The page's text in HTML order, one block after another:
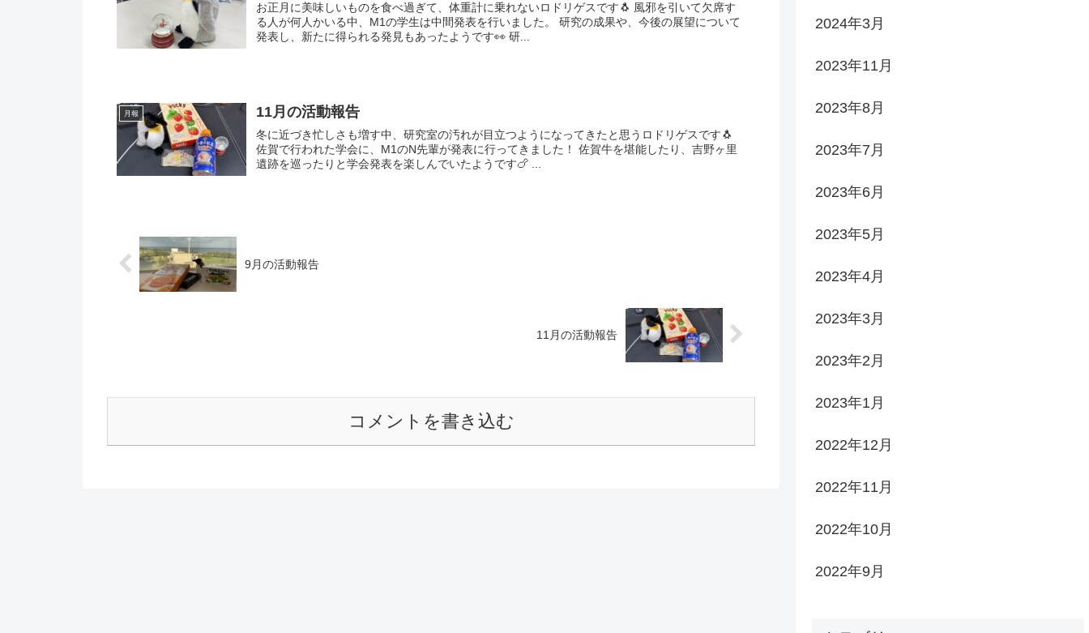
お正月に美味しいものを食べ過ぎて、体重計に乗れないロドリゲスです🐧 風邪を引いて欠席す
る人が何人かいる中、M1の学生は中間発表を行いました。 研究の成果や、今後の展望について
発表し、新たに得られる発見もあったようです👀 研...
月報 11月の活動報告
冬に近づき忙しさも増す中、研究室の汚れが目立つようになってきたと思うロドリゲスです🐧
佐賀で行われた学会に、M1のN先輩が発表に行ってきました！ 佐賀牛を堪能したり、吉野ヶ里
9月の活動報告
11月の活動報告
コメントを書き込む
2024年3月
2023年11月
2023年8月
2023年7月
2023年6月
2023年5月
2023年4月
2023年3月
2023年2月
2023年1月
2022年12月
2022年11月
2022年10月
2022年9月